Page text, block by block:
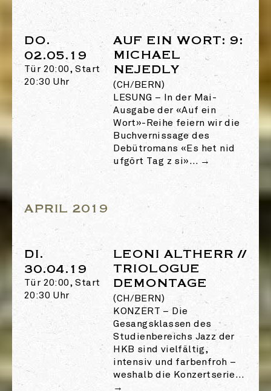
DO.
02.05.19
Tür 20:00, Start
20:30 Uhr
AUF EIN WORT: 9:
MICHAEL
NEJEDLY
(CH/BERN)
LESUNG – In der Mai-
Ausgabe der «Auf ein
Wort»-Reihe feiern wir die
Buchvernissage des
Debütromans «Es het nid
ufgört Tag z si»… →
APRIL 2019
DI.
30.04.19
Tür 20:00, Start
20:30 Uhr
LEONI ALTHERR //
TRIOLOGUE
DEMONTAGE
(CH/BERN)
KONZERT –Die
Gesangsklassen des
Studienbereichs Jazz der
HKB sind vielfältig,
intensiv und farbenfroh –
weshalb die Konzertserie…
→